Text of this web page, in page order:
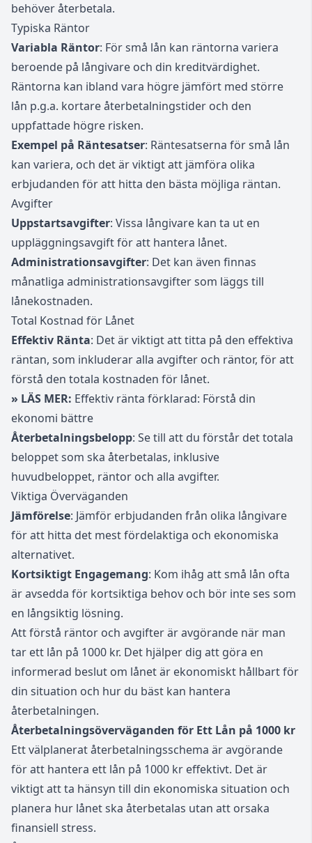
behöver återbetala.
Typiska Räntor
Variabla Räntor: För små lån kan räntorna variera
beroende på långivare och din kreditvärdighet.
Räntorna kan ibland vara högre jämfört med större
lån p.g.a. kortare återbetalningstider och den
uppfattade högre risken.
Exempel på Räntesatser: Räntesatserna för små lån
kan variera, och det är viktigt att jämföra olika
erbjudanden för att hitta den bästa möjliga räntan.
Avgifter
Uppstartsavgifter: Vissa långivare kan ta ut en
uppläggningsavgift för att hantera lånet.
Administrationsavgifter: Det kan även finnas
månatliga administrationsavgifter som läggs till
lånekostnaden.
Total Kostnad för Lånet
Effektiv Ränta: Det är viktigt att titta på den effektiva
räntan, som inkluderar alla avgifter och räntor, för att
förstå den totala kostnaden för lånet.
» LÄS MER: Effektiv ränta förklarad: Förstå din
ekonomi bättre
Återbetalningsbelopp: Se till att du förstår det totala
beloppet som ska återbetalas, inklusive
huvudbeloppet, räntor och alla avgifter.
Viktiga Överväganden
Jämförelse: Jämför erbjudanden från olika långivare
för att hitta det mest fördelaktiga och ekonomiska
alternativet.
Kortsiktigt Engagemang: Kom ihåg att små lån ofta
är avsedda för kortsiktiga behov och bör inte ses som
en långsiktig lösning.
Att förstå räntor och avgifter är avgörande när man
tar ett lån på 1000 kr. Det hjälper dig att göra en
informerad beslut om lånet är ekonomiskt hållbart för
din situation och hur du bäst kan hantera
återbetalningen.
Återbetalningsöverväganden för Ett Lån på 1000 kr
Ett välplanerat återbetalningsschema är avgörande
för att hantera ett lån på 1000 kr effektivt. Det är
viktigt att ta hänsyn till din ekonomiska situation och
planera hur lånet ska återbetalas utan att orsaka
finansiell stress.